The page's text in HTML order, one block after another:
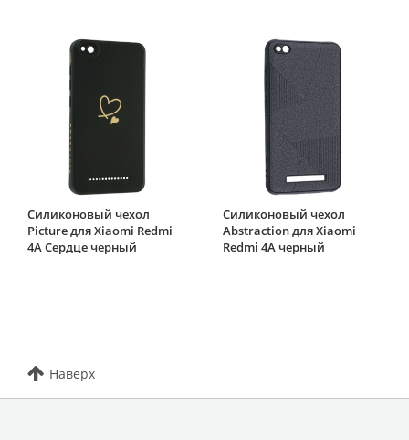
Силиконовый чехол
Picture для Xiaomi Redmi
4A Сердце черный
Силиконовый чехол
Abstraction для Xiaomi
Redmi 4A черный
Наверх